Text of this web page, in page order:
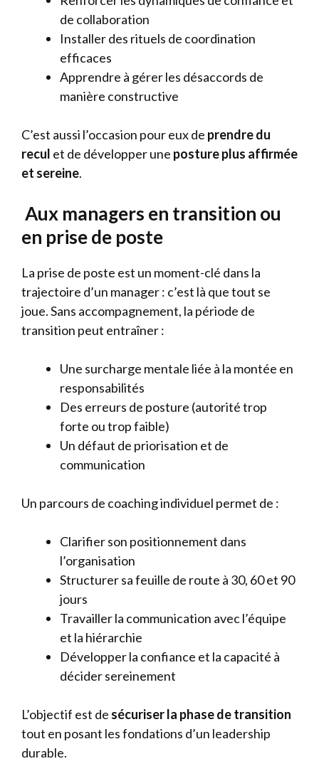
de collaboration
Installer des rituels de coordination
efficaces
Apprendre à gérer les désaccords de
manière constructive
C’est aussi l’occasion pour eux de prendre du
recul et de développer une posture plus affirmée
et sereine.
Aux managers en transition ou
en prise de poste
La prise de poste est un moment-clé dans la
trajectoire d’un manager : c’est là que tout se
joue. Sans accompagnement, la période de
transition peut entraîner :
Une surcharge mentale liée à la montée en
responsabilités
Des erreurs de posture (autorité trop
forte ou trop faible)
Un défaut de priorisation et de
communication
Un parcours de coaching individuel permet de :
Clarifier son positionnement dans
l’organisation
Structurer sa feuille de route à 30, 60 et 90
jours
Travailler la communication avec l’équipe
et la hiérarchie
Développer la confiance et la capacité à
décider sereinement
L’objectif est de sécuriser la phase de transition
tout en posant les fondations d’un leadership
durable.